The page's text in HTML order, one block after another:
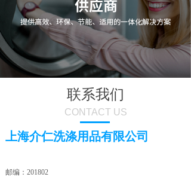
联系我们
CONTACT US
上海介仁洗涤用品有限公司
邮编： 201802